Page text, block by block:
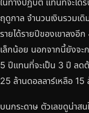
ในทางปฏิบัติ แทนที่จะได้
ฤดูกาล จำนวนเงินรวมเ
รายได้รายปีของเขาลงอี
เล็กน้อย นอกจากนี้ยังจะก
5 ปีแทนที่จะเป็น 3 ปี ลด
25 ล้านดอลลาร์เหลือ 15
บนกระดาษ ตัวเลขดูน่าสน